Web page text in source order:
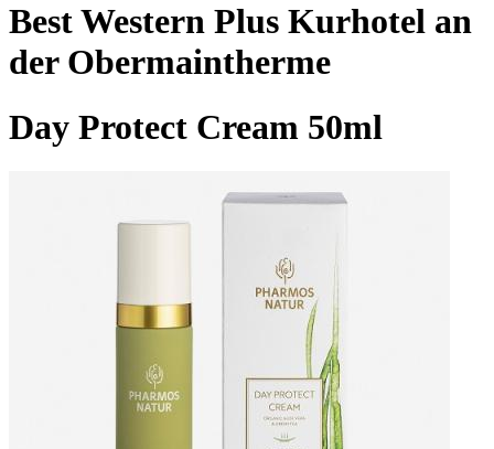
Best Western Plus Kurhotel an
der Obermaintherme
Day Protect Cream 50ml